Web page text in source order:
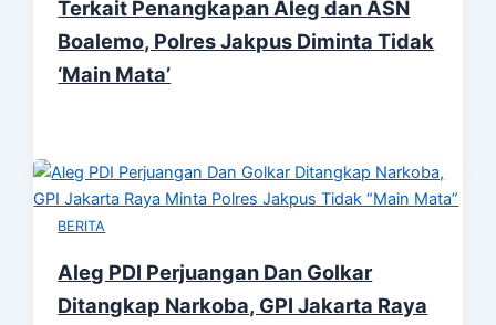
Terkait Penangkapan Aleg dan ASN
Boalemo, Polres Jakpus Diminta Tidak
‘Main Mata’
BERITA
Aleg PDI Perjuangan Dan Golkar
Ditangkap Narkoba, GPI Jakarta Raya